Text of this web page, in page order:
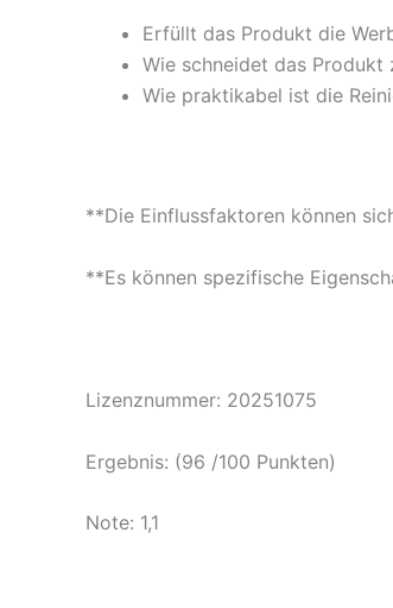
Erfüllt das Produkt die
Wie schneidet das
Wie praktikabel ist die
**Die Einflussfaktoren können
**Es können spezifische
Lizenznummer: 20251075
Ergebnis: (96 /100 Punkten)
Note: 1,1